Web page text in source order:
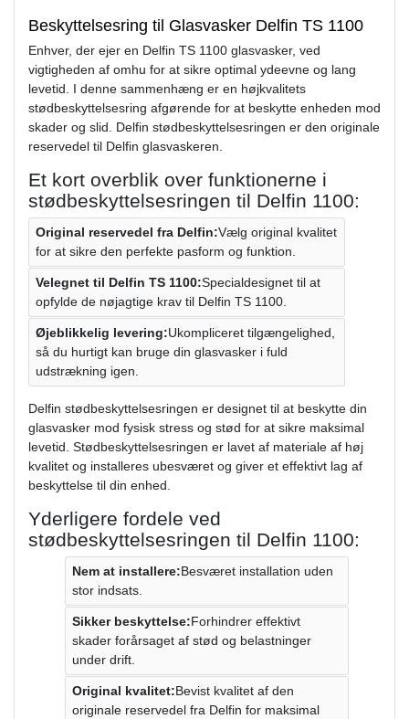
Beskyttelsesring til Glasvasker Delfin TS 1100
Enhver, der ejer en Delfin TS 1100 glasvasker, ved
vigtigheden af ​​omhu for at sikre optimal ydeevne og lang
levetid. I denne sammenhæng er en højkvalitets
stødbeskyttelsesring afgørende for at beskytte enheden mod
skader og slid. Delfin stødbeskyttelsesringen er den originale
reservedel til Delfin glasvaskeren.
Et kort overblik over funktionerne i
stødbeskyttelsesringen til Delfin 1100:
Original reservedel fra Delfin:Vælg original kvalitet
for at sikre den perfekte pasform og funktion.
Velegnet til Delfin TS 1100:Specialdesignet til at
opfylde de nøjagtige krav til Delfin TS 1100.
Øjeblikkelig levering:Ukompliceret tilgængelighed,
så du hurtigt kan bruge din glasvasker i fuld
udstrækning igen.
Delfin stødbeskyttelsesringen er designet til at beskytte din
glasvasker mod fysisk stress og stød for at sikre maksimal
levetid. Stødbeskyttelsesringen er lavet af materiale af høj
kvalitet og installeres ubesværet og giver et effektivt lag af
beskyttelse til din enhed.
Yderligere fordele ved
stødbeskyttelsesringen til Delfin 1100:
Nem at installere:Besværet installation uden
stor indsats.
Sikker beskyttelse:Forhindrer effektivt
skader forårsaget af stød og belastninger
under drift.
Original kvalitet:Bevist kvalitet af den
originale reservedel fra Delfin for maksimal